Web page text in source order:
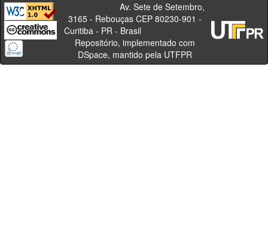
Av. Sete de Setembro,
3165 - Rebouças CEP 80230-901 -
Curitiba - PR - Brasil
Repositório, implementado com
DSpace, mantido pela UTFPR